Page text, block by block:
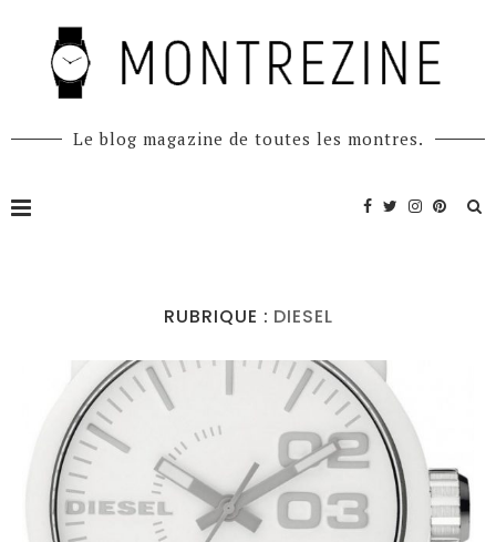
Le blog magazine de toutes les montres.
RUBRIQUE : DIESEL